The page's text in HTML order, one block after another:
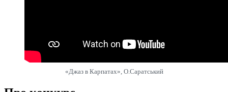
«Джаз в Карпатах», О.Саратський